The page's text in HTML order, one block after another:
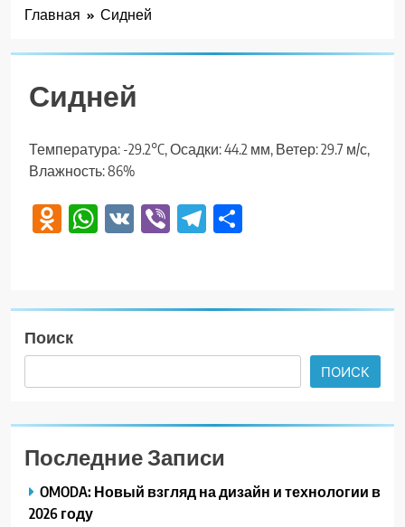
Главная Сидней
Сидней
Температура: -29.2°C, Осадки: 44.2 мм, Ветер: 29.7 м/с,
Влажность: 86%
Odnoklassniki
WhatsApp
VK ViberTelegram
Поиск
ПОИСК
Последние Записи
OMODA: Новый взгляд на дизайн и технологии в
2026 году